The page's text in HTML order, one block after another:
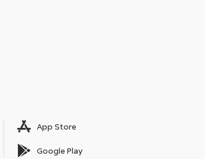
App Store
Google Play